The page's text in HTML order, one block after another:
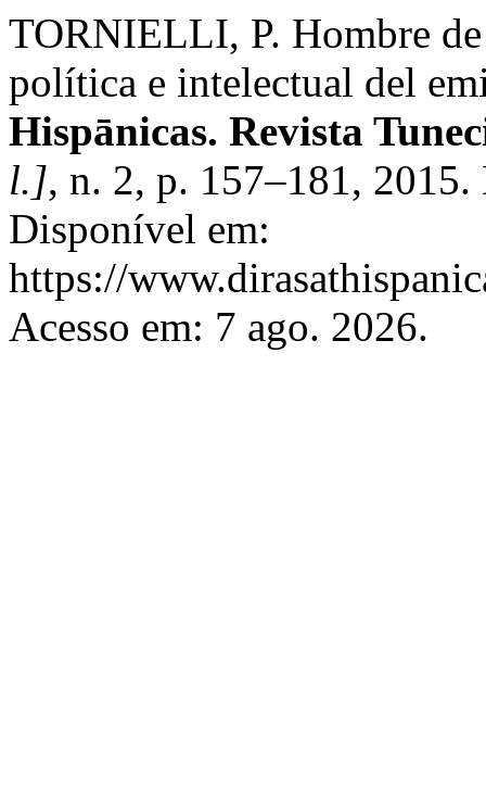
TORNIELLI, P. Hombre
política e intelectual del
Hispānicas. Revista
l.], n. 2, p. 157–181,
Disponível em:
https://
Acesso em: 7 ago. 2026.